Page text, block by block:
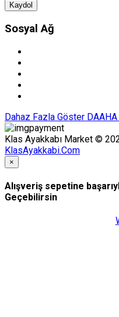
Kaydol
Sosyal Ağ
Dahaz Fazla Göster
Klas Ayakkabı Market ©
KlasAyakkabi.Com
×
Alışveriş sepetine
Geçebilirsin